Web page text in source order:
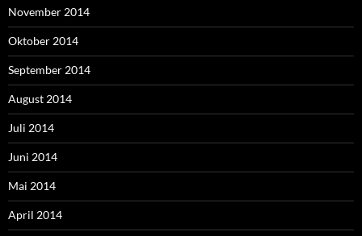
November 2014
Oktober 2014
September 2014
August 2014
Juli 2014
Juni 2014
Mai 2014
April 2014